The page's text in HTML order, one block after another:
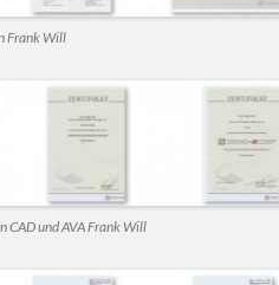
Frank Will
CAD und AVA Frank Will